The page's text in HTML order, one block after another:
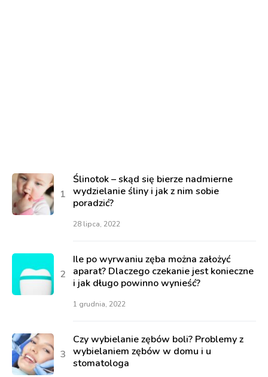
Ślinotok – skąd się bierze nadmierne
wydzielanie śliny i jak z nim sobie
poradzić?
28 lipca, 2022
Ile po wyrwaniu zęba można założyć
aparat? Dlaczego czekanie jest konieczne
i jak długo powinno wynieść?
1 grudnia, 2022
Czy wybielanie zębów boli? Problemy z
wybielaniem zębów w domu i u
stomatologa